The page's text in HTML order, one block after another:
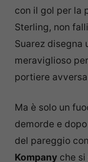
con il gol per la
Sterling, non
Suarez disegna
meraviglioso per
portiere
Ma è solo un
demorde e
del pareggio
Kompany che si